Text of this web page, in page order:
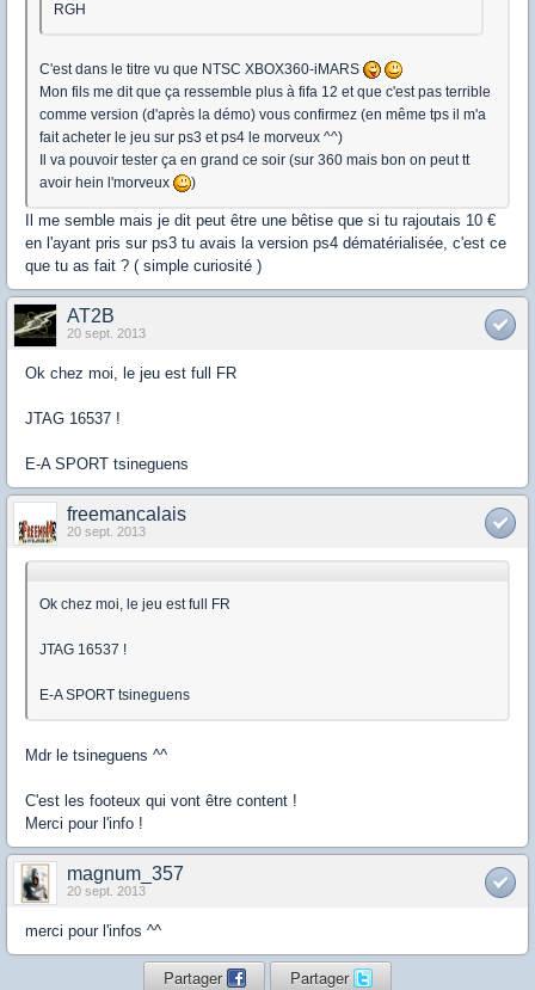
RGH
C'est dans le titre vu que NTSC XBOX360-iMARS
Mon fils me dit que ça ressemble plus à fifa 12 et que c'est pas terrible
comme version (d'après la démo) vous confirmez (en même tps il m'a
fait acheter le jeu sur ps3 et ps4 le morveux ^^)
Il va pouvoir tester ça en grand ce soir (sur 360 mais bon on peut tt
avoir hein l'morveux
)
Il me semble mais je dit peut être une bêtise que si tu rajoutais 10 €
en l'ayant pris sur ps3 tu avais la version ps4 dématérialisée, c'est ce
que tu as fait ? ( simple curiosité )
AT2B
20 sept. 2013
Ok chez moi, le jeu est full FR
JTAG 16537 !
E-A SPORT tsineguens
freemancalais
20 sept. 2013
Ok chez moi, le jeu est full FR
JTAG 16537 !
E-A SPORT tsineguens
Mdr le tsineguens ^^
C'est les footeux qui vont être content !
Merci pour l'info !
magnum_357
20 sept. 2013
merci pour l'infos ^^
Partager Partager